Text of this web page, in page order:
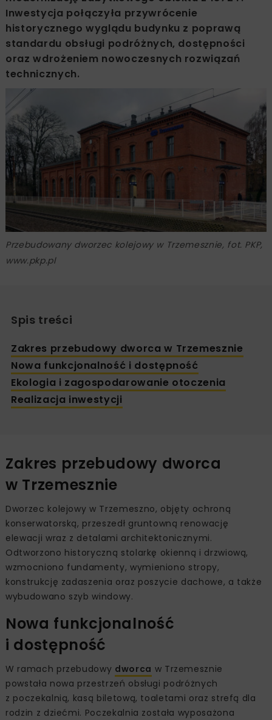
Inwestycja połączyła przywrócenie
historycznego wyglądu budynku z poprawą
standardu obsługi podróżnych, dostępności
oraz wdrożeniem nowoczesnych rozwiązań
technicznych.
Przebudowany dworzec kolejowy w Trzemesznie, fot. PKP,
www.pkp.pl
Spis treści
Zakres przebudowy dworca w Trzemesznie
Nowa funkcjonalność i dostępność
Ekologia i zagospodarowanie otoczenia
Realizacja inwestycji
Zakres przebudowy dworca
w Trzemesznie
Dworzec kolejowy w Trzemeszno, objęty ochroną
konserwatorską, przeszedł gruntowną renowację
elewacji wraz z detalami architektonicznymi.
Odtworzono historyczną stolarkę okienną i drzwiową,
wzmocniono fundamenty, wymieniono stropy,
konstrukcję zadaszenia oraz poszycie dachowe, a także
wybudowano szyb windowy.
Nowa funkcjonalność
i dostępność
W ramach przebudowy dworca w Trzemesznie
powstała nowa przestrzeń obsługi podróżnych
z poczekalnią, kasą biletową, toaletami oraz strefą dla
rodzin z dziećmi. Poczekalnia została wyposażona